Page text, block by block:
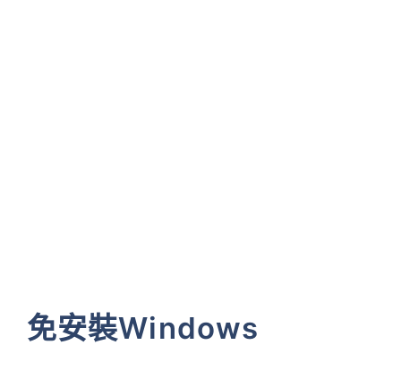
免安裝Windows